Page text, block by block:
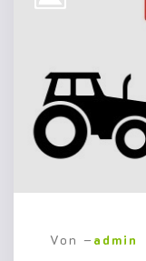
Von – admin